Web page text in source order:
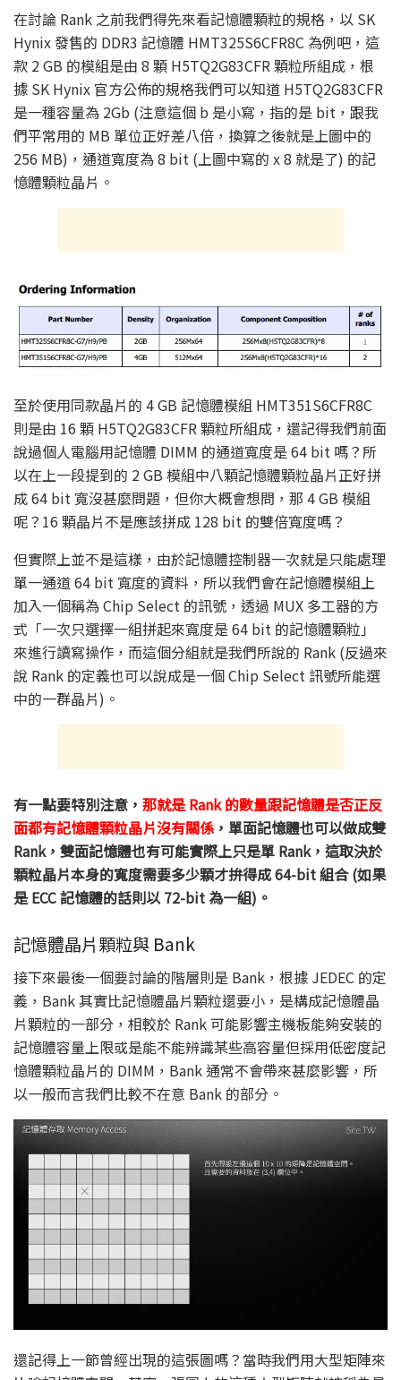
在討論 Rank 之前我們得先來看記憶體顆粒的規格，以 SK
Hynix 發售的 DDR3 記憶體 HMT325S6CFR8C 為例吧，這
款 2 GB 的模組是由 8 顆 H5TQ2G83CFR 顆粒所組成，根
據 SK Hynix 官方公佈的規格我們可以知道 H5TQ2G83CFR
是一種容量為 2Gb (注意這個 b 是小寫，指的是 bit，跟我
們平常用的 MB 單位正好差八倍，換算之後就是上圖中的
256 MB)，通道寬度為 8 bit (上圖中寫的 x 8 就是了) 的記
憶體顆粒晶片。
至於使用同款晶片的 4 GB 記憶體模組 HMT351S6CFR8C
則是由 16 顆 H5TQ2G83CFR 顆粒所組成，還記得我們前面
說過個人電腦用記憶體 DIMM 的通道寬度是 64 bit 嗎？所
以在上一段提到的 2 GB 模組中八顆記憶體顆粒晶片正好拼
成 64 bit 寬沒甚麼問題，但你大概會想問，那 4 GB 模組
呢？16 顆晶片不是應該拼成 128 bit 的雙倍寬度嗎？
但實際上並不是這樣，由於記憶體控制器一次就是只能處理
單一通道 64 bit 寬度的資料，所以我們會在記憶體模組上
加入一個稱為 Chip Select 的訊號，透過 MUX 多工器的方
式「一次只選擇一組拼起來寬度是 64 bit 的記憶體顆粒」
來進行讀寫操作，而這個分組就是我們所說的 Rank (反過來
說 Rank 的定義也可以說成是一個 Chip Select 訊號所能選
中的一群晶片)。
有一點要特別注意， 那就是 Rank 的數量跟記憶體是否正反
面都有記憶體顆粒晶片沒有關係 ，單面記憶體也可以做成雙
Rank，雙面記憶體也有可能實際上只是單 Rank，這取決於
顆粒晶片本身的寬度需要多少顆才拚得成 64-bit 組合 (如果
是 ECC 記憶體的話則以 72-bit 為一組)。
記憶體晶片顆粒與 Bank
接下來最後一個要討論的階層則是 Bank，根據 JEDEC 的定
義，Bank 其實比記憶體晶片顆粒還要小，是構成記憶體晶
片顆粒的一部分，相較於 Rank 可能影響主機板能夠安裝的
記憶體容量上限或是能不能辨識某些高容量但採用低密度記
憶體顆粒晶片的 DIMM，Bank 通常不會帶來甚麼影響，所
以一般而言我們比較不在意 Bank 的部分。
還記得上一節曾經出現的這張圖嗎？當時我們用大型矩陣來